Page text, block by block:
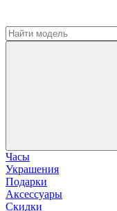
Часы
Украшения
Подарки
Аксессуары
Скидки